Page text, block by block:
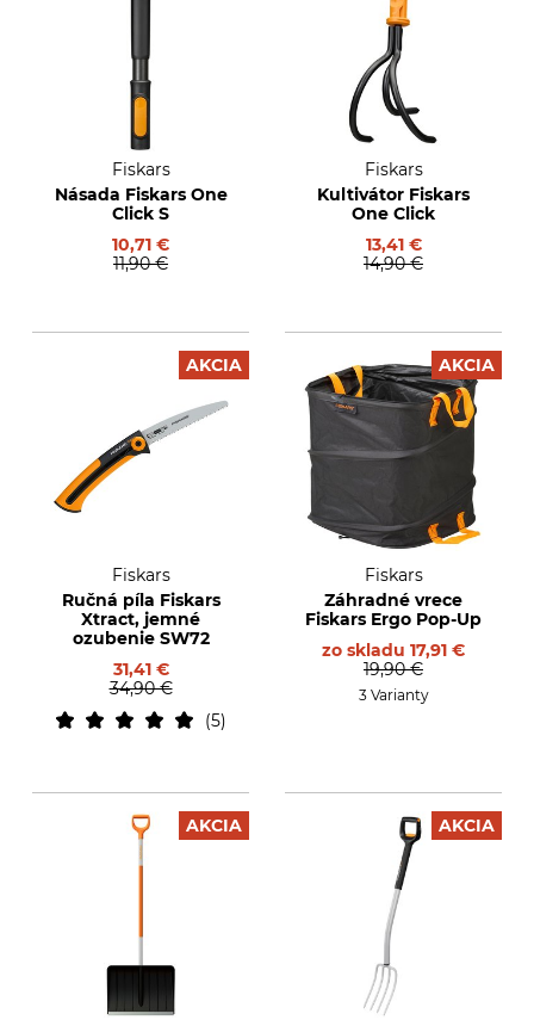
Fiskars
Násada Fiskars One
Click S
10,71 €
11,90 €
Fiskars
Kultivátor Fiskars
One Click
13,41 €
14,90 €
AKCIA
Fiskars
Ručná píla Fiskars
Xtract, jemné
ozubenie SW72
31,41 €
34,90 €
5
AKCIA
Fiskars
Záhradné vrece
Fiskars Ergo Pop-Up
zo skladu 17,91 €
19,90 €
3 Varianty
AKCIA AKCIA